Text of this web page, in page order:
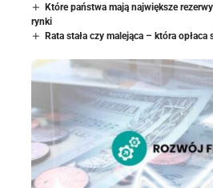
Które państwa mają największe
rynki
Rata stała czy malejąca – która opłaca